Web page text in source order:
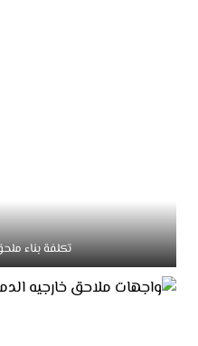
تكلفة بناء